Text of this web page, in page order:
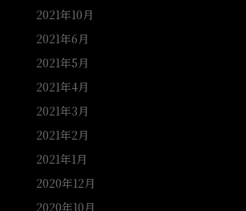
2021年10月
2021年6月
2021年5月
2021年4月
2021年3月
2021年2月
2021年1月
2020年12月
2020年10月